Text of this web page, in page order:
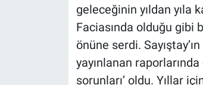
geleceğinin yıldan yıla
Faciasında olduğu gibi
önüne serdi.
yayınlanan
sorunları’ oldu. Yıllar